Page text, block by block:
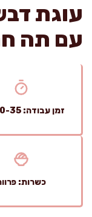
עוגת
עם תה
זמן עבודה: 30-35 דק'
כשרות: